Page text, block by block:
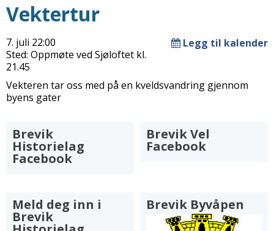
Vektertur
7. juli 22:00
Legg til kalender
Sted: Oppmøte ved Sjøloftet kl.
21.45
Vekteren tar oss med på en kveldsvandring gjennom
byens gater
Brevik
Historielag
Facebook
Brevik Vel
Facebook
Meld deg inn i
Brevik
Brevik Byvåpen